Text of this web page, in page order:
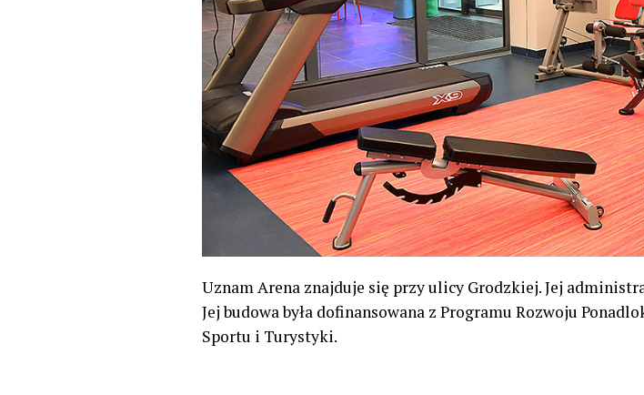
Uznam Arena znajduje się przy ulicy Grodzkiej. Jej
Jej budowa była dofinansowana z Programu Rozwoju
Sportu i Turystyki.